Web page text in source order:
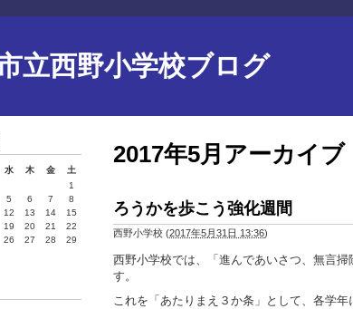
立西野小学校ブログ
2017年5月アーカイブ
ろうかを歩こう強化週間
西野小学校 (2017年5月31日 13:36)
西野小学校では、「進んであいさつ、無言
す。
これを「あたりまえ３か条」として、各学
水 木 金
土
1
5 6 7
8
12 13 14
15
19 20 21
22
26 27 28
29